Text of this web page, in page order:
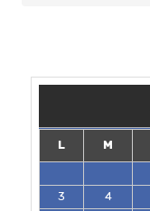
L M
3
4